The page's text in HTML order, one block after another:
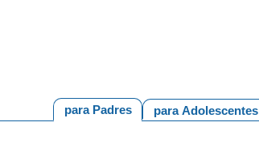
para Adolescentes
para Padres